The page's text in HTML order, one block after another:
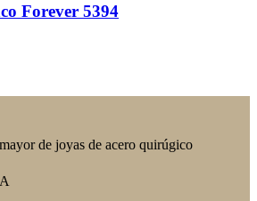
Forever 5394
de joyas de acero quirúgico